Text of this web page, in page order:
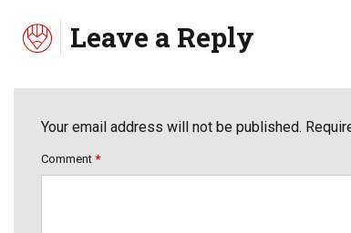
Leave a Reply
Your email address will not be published.
Comment *